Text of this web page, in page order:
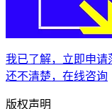
我已了解，立即申请
还不清楚，在线咨询
版权声明